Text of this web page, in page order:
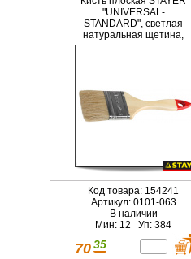
"UNIVERSAL-
STANDARD", светлая
натуральная щетина,
деревянная ручка, 63мм
Код товара: 154241
Артикул: 0101-063
В наличии
Мин: 12 Уп: 384
70 35